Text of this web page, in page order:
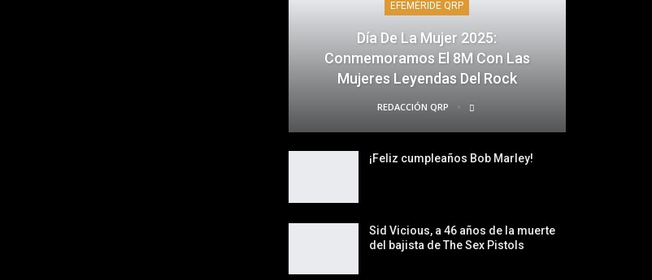
EFEMÉRIDE QRP
Día De La Mujer 2025:
Conmemoramos El 8M Con Las
Mujeres Leyendas Del Rock
REDACCIÓN QRP
¡Feliz cumpleaños Bob Marley!
Sid Vicious, a 46 años de la muerte
del bajista de The Sex Pistols